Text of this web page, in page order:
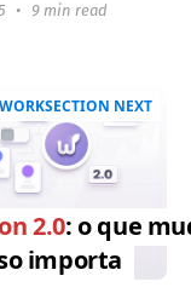
filtrar a lista,
• 9 min read
WORKSECTION NEXT
2.0: o que
importa